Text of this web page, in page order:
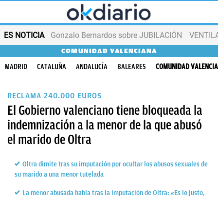
ES NOTICIA Gonzalo Bernardos sobre JUBILACIÓN
COMUNIDAD VALENCIANA
MADRID CATALUÑA ANDALUCÍA BALEARES COMUNIDAD
RECLAMA 240.000 EUROS
El Gobierno valenciano tiene bloqueada la
indemnización a la menor de la que abusó
el marido de Oltra
Oltra dimite tras su imputación por ocultar los abusos sexuales de
su marido a una menor tutelada
La menor abusada habla tras la imputación de Oltra: «Es lo justo,